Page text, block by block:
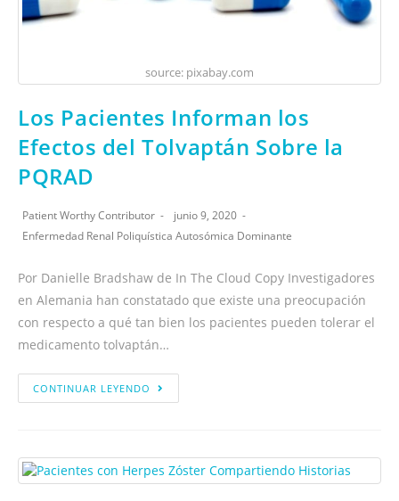
source: pixabay.com
Los Pacientes Informan los
Efectos del Tolvaptán Sobre la
PQRAD
Patient Worthy Contributor
junio 9, 2020
Enfermedad Renal Poliquística Autosómica Dominante
Por Danielle Bradshaw de In The Cloud Copy Investigadores
en Alemania han constatado que existe una preocupación
con respecto a qué tan bien los pacientes pueden tolerar el
medicamento tolvaptán…
CONTINUAR LEYENDO